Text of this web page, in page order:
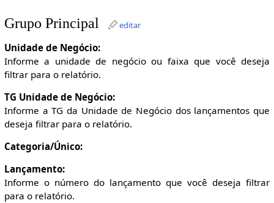
Grupo Principal editar
Unidade de Negócio:
Informe a unidade de negócio ou faixa que você deseja
filtrar para o relatório.
TG Unidade de Negócio:
Informe a TG da Unidade de Negócio dos lançamentos que
deseja filtrar para o relatório.
Categoria/Único:
Lançamento:
Informe o número do lançamento que você deseja filtrar
para o relatório.